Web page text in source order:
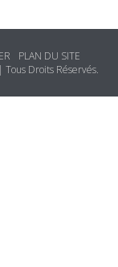
PLAN DU SITE
Droits Réservés.